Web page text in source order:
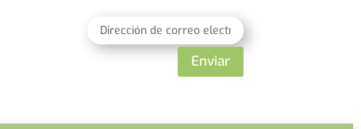
Enviar